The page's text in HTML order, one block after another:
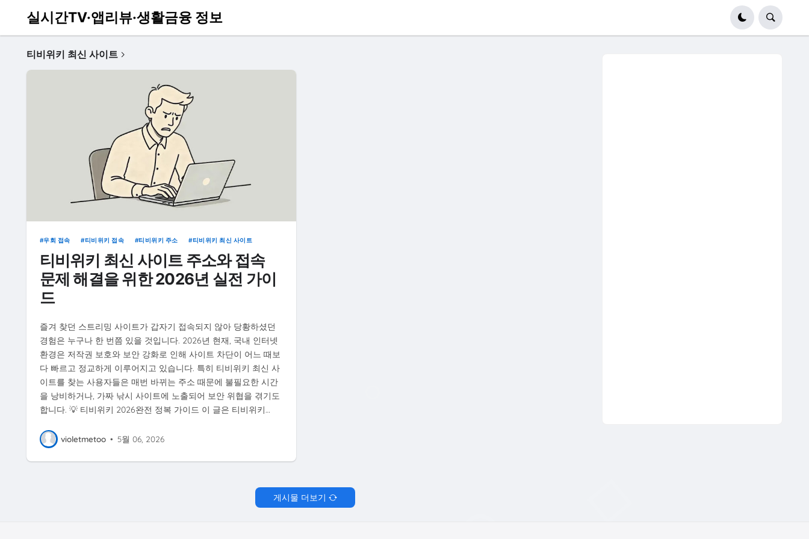
실시간TV·앱리뷰·생활금융 정보
티비위키 최신 사이트
우회 접속 티비위키 접속 티비위키 주소 티비위키 최신 사이트
티비위키 최신 사이트 주소와 접속
문제 해결을 위한 2026년 실전 가이
드
즐겨 찾던 스트리밍 사이트가 갑자기 접속되지 않아 당황하셨던
경험은 누구나 한 번쯤 있을 것입니다. 2026년 현재, 국내 인터넷
환경은 저작권 보호와 보안 강화로 인해 사이트 차단이 어느 때보
다 빠르고 정교하게 이루어지고 있습니다. 특히 티비위키 최신 사
이트를 찾는 사용자들은 매번 바뀌는 주소 때문에 불필요한 시간
을 낭비하거나, 가짜 낚시 사이트에 노출되어 보안 위협을 겪기도
합니다. 💡 티비위키 2026완전 정복 가이드 이 글은 티비위키…
violetmetoo • 5월 06, 2026
게시물 더보기